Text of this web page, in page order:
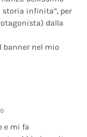
storia infinita”, per
dalla
banner nel mio
e mi fa